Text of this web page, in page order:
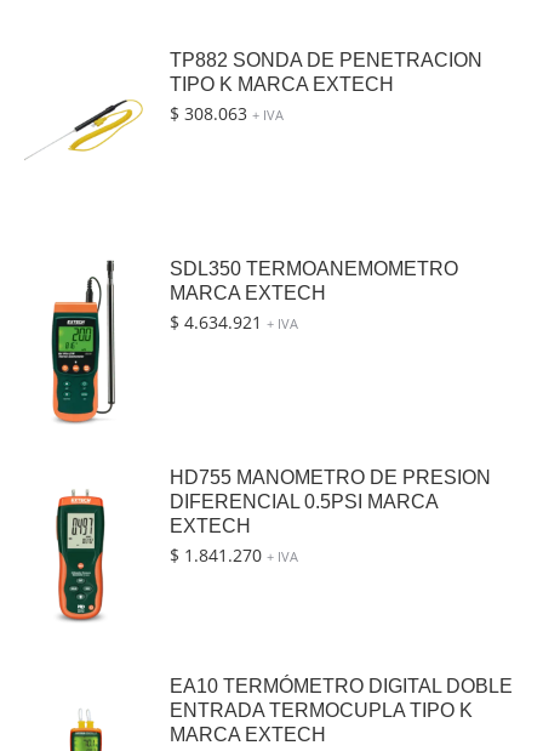
TP882 SONDA DE PENETRACION
TIPO K MARCA EXTECH
$ 308.063 + IVA
SDL350 TERMOANEMOMETRO
MARCA EXTECH
$ 4.634.921 + IVA
HD755 MANOMETRO DE PRESION
DIFERENCIAL 0.5PSI MARCA
EXTECH
$ 1.841.270 + IVA
EA10 TERMÓMETRO DIGITAL DOBLE
ENTRADA TERMOCUPLA TIPO K
MARCA EXTECH